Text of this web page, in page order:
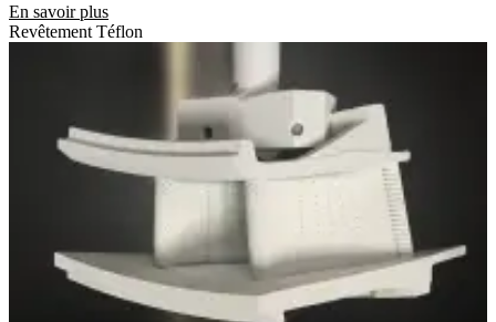
En savoir plus
Revêtement Téflon